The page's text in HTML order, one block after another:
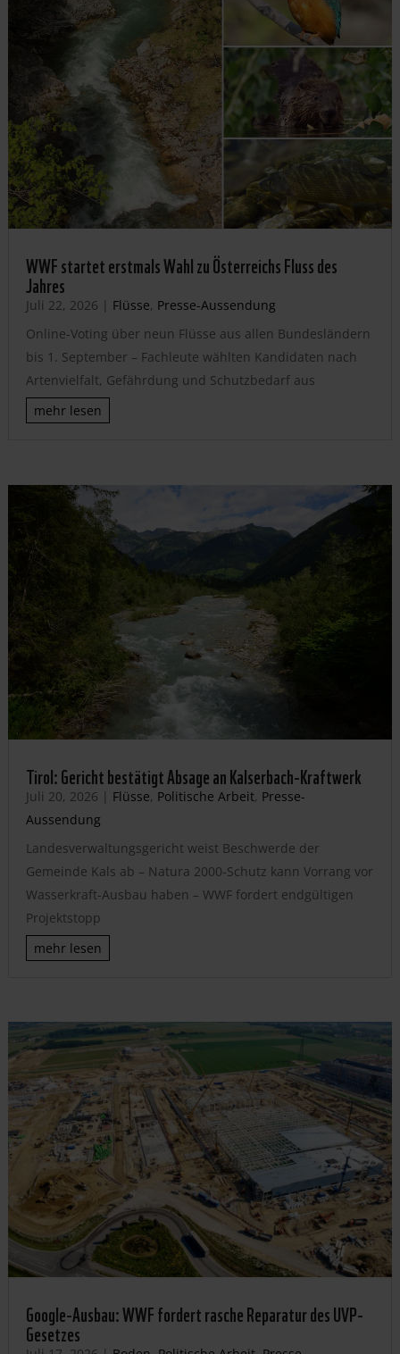
WWF startet erstmals Wahl zu Österreichs Fluss des
Jahres
Juli 22, 2026 | Flüsse, Presse-Aussendung
Online-Voting über neun Flüsse aus allen Bundesländern
bis 1. September – Fachleute wählten Kandidaten nach
Artenvielfalt, Gefährdung und Schutzbedarf aus
mehr lesen
Tirol: Gericht bestätigt Absage an Kalserbach-Kraftwerk
Juli 20, 2026 | Flüsse, Politische Arbeit, Presse-
Aussendung
Landesverwaltungsgericht weist Beschwerde der
Gemeinde Kals ab – Natura 2000-Schutz kann Vorrang vor
Wasserkraft-Ausbau haben – WWF fordert endgültigen
Projektstopp
mehr lesen
Google-Ausbau: WWF fordert rasche Reparatur des UVP-
Gesetzes